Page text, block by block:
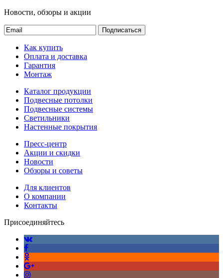
Новости, обзоры и акции
Подписаться
Как купить
Оплата и доставка
Гарантия
Монтаж
Каталог продукции
Подвесные потолки
Подвесные системы
Светильники
Настенные покрытия
Пресс-центр
Акции и скидки
Новости
Обзоры и советы
Для клиентов
О компании
Контакты
Присоединяйтесь